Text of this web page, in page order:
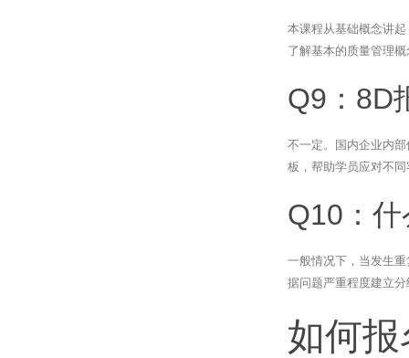
本课程从基础概念讲
了解基本的质量管理
Q9：8D
不一定。国内企业内
板，帮助学员应对不
Q10：
一般情况下，当发生
据问题严重程度建立
如何